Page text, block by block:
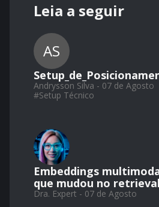
Leia a seguir
AS
Andrysson Silva - 07 de Agosto
#Setup Técnico
Embeddings
que mudou no retrieval
Dra. Expert - 07 de Agosto